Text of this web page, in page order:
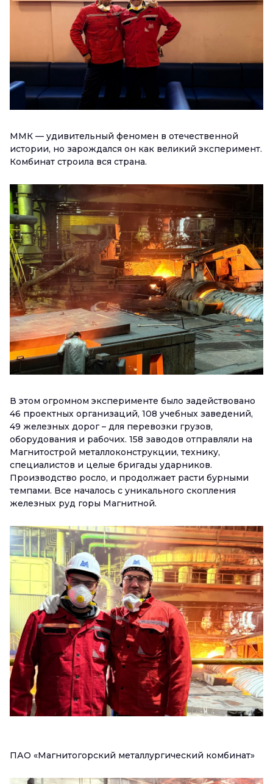
ММК — удивительный феномен в отечественной
истории, но зарождался он как великий эксперимент.
Комбинат строила вся страна.
В этом огромном эксперименте было задействовано
46 проектных организаций, 108 учебных заведений,
49 железных дорог – для перевозки грузов,
оборудования и рабочих. 158 заводов отправляли на
Магнитострой металлоконструкции, технику,
специалистов и целые бригады ударников.
Производство росло, и продолжает расти бурными
темпами. Все началось с уникального скопления
железных руд горы Магнитной.
ПАО «Магнитогорский металлургический комбинат»